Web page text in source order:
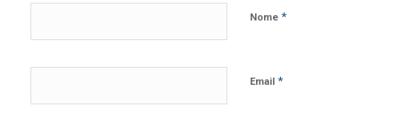
Nome *
Email *